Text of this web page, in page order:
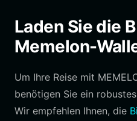
Laden Sie die
Memelon-
Um Ihre Reise mit
benötigen Sie ein
Wir empfehlen Ihnen, die